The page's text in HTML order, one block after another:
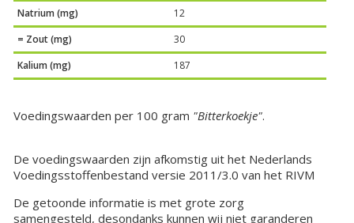
Natrium (mg)
12
= Zout (mg)
30
Kalium (mg)
187
Voedingswaarden per 100 gram "Bitterkoekje".
De voedingswaarden zijn afkomstig uit het Nederlands
Voedingsstoffenbestand versie 2011/3.0 van het RIVM
De getoonde informatie is met grote zorg
samengesteld, desondanks kunnen wij niet garanderen